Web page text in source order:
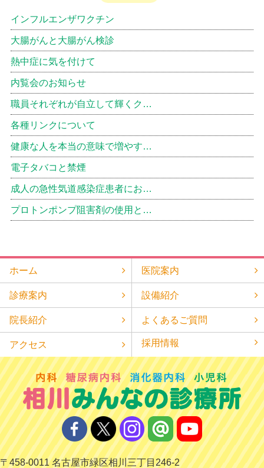
インフルエンザワクチン
大腸がんと大腸がん検診
熱中症に気を付けて
内覧会のお知らせ
職員それぞれが自立して輝くク…
各種リンクについて
健康な人を本当の意味で増やす…
電子タバコと禁煙
成人の急性気道感染症患者にお…
プロトンポンプ阻害剤の使用と…
ホーム 医院案内
診療案内 設備紹介
院長紹介 よくあるご質問
アクセス 採用情報
〒458-0011 名古屋市緑区相川三丁目246-2